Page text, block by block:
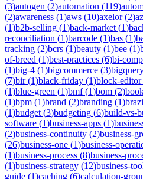
(3)autogen (2)automation (119)
(2)awareness (1)aws (10)axelor(2)
(1)b2b-selling (1)back-market (1)
reconciliation (1)barcode (1)bas (1)
tracking (2)bcrs (1)beauty (1)bee (1)
of-breed (1)best-practices (6)bi-
(1)big-4 (1)bigcommerce (3)
(7)bir(1)black-friday (1)block-editor
(1)blue-green (1)bmf(1)bom (2)
(1)bpm (1)brand (2)branding (1)
(1)budget (3)budgeting (6)build-vs-
software (1)business-apps (1)
(2)business-continuity (2)business-
(26)business-one (1)business-
(1)business-process (8)business-
(1)business-strategy (12)business-
guide (1)caching (6)calculation-